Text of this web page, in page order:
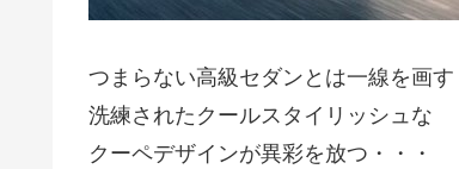
つまらない高級セダンとは一線を画す
洗練されたクールスタイリッシュな
クーペデザインが異彩を放つ・・・